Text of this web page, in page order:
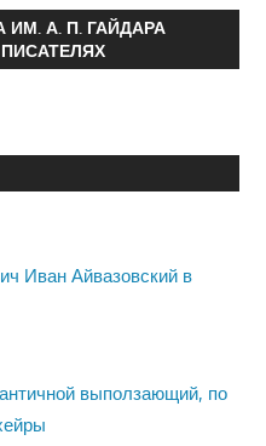
А. П. ГАЙДАРА
Иван Айвазовский в
выползающий, по